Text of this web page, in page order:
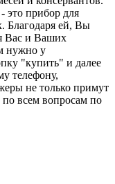
это прибор для
Благодаря ей, Вы
Вас и Ваших
нужно у
"купить" и далее
телефону,
не только примут
по всем вопросам по